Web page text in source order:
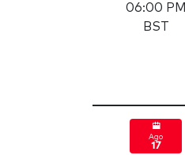
06:00 PM
BST
Ago
17